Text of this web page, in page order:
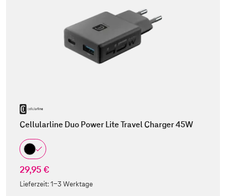
Cellularline Duo Power Lite Travel Charger 45W
29,95 €
Lieferzeit:1-3 Werktage